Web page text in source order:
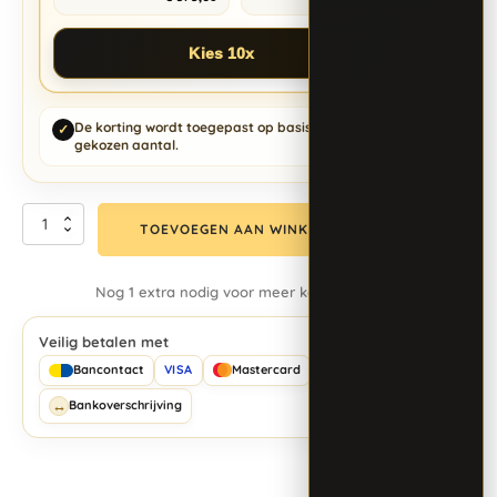
Kies 10x
✓ De korting wordt toegepast op basis van het
gekozen aantal.
TOEVOEGEN AAN WINKELWAGEN
Nog 1 extra nodig voor meer korting
Veilig betalen met
Bancontact VISA Mastercard
↔Bankoverschrijving